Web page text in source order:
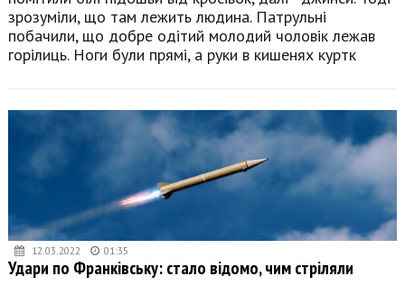
зрозуміли, що там лежить людина. Патрульні
побачили, що добре одітий молодий чоловік лежав
горілиць. Ноги були прямі, а руки в кишенях куртк
12.03.2022 01:35
Удари по Франківську: стало відомо, чим стріляли